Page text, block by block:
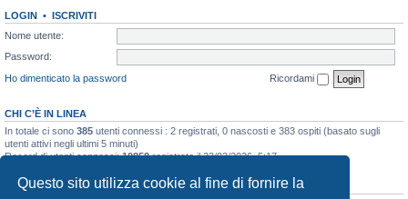
Questo sito utilizza cookie al fine di fornire la
LOGIN • ISCRIVITI
Nome utente:
Password:
Ho dimenticato la password
Ricordami
CHI C’È IN LINEA
In totale ci sono 385 utenti connessi : 2 registrati, 0 nascosti e 383 ospiti (basato sugli
utenti attivi negli ultimi 5 minuti)
Record di utenti connessi:10858registrato il 23/03/2026, 5:17
STATISTICHE